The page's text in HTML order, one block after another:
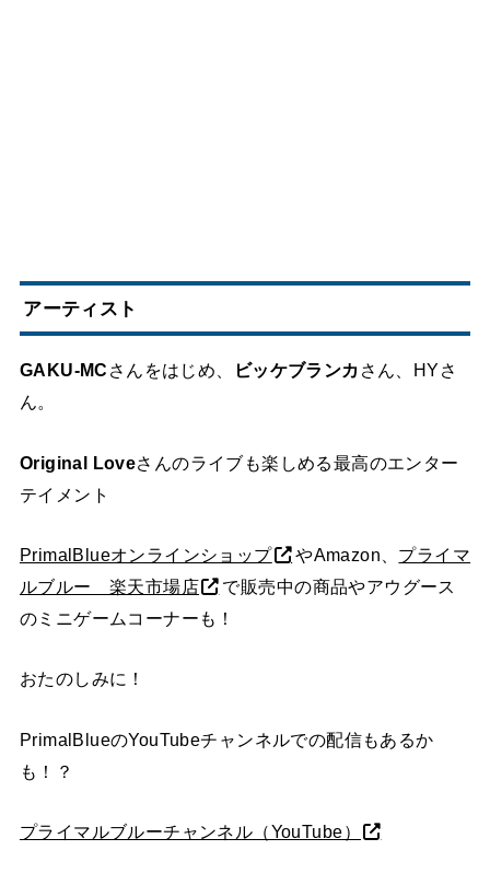
アーティスト
GAKU-MC さんをはじめ、 ビッケブランカ さん、HYさ
ん。
Original Loveさんのライブも楽しめる最高のエンター
テイメント
PrimalBlueオンラインショップ やAmazon、 プライマ
ルブルー 楽天市場店
で販売中の商品やアウグース
のミニゲームコーナーも！
おたのしみに！
PrimalBlueのYouTubeチャンネルでの配信もあるか
も！？
プライマルブルーチャンネル（YouTube）